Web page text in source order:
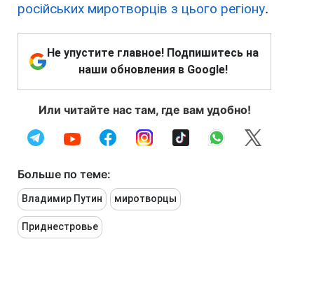
російських миротворців з цього регіону.
Не упустите главное! Подпишитесь на
наши обновления в Google!
Или читайте нас там, где вам удобно!
Больше по теме:
Владимир Путин миротворцы
Приднестровье